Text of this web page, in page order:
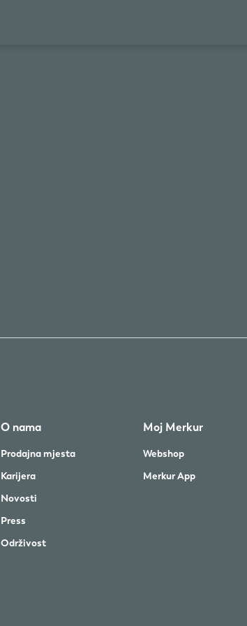
O nama
Prodajna mjesta
Karijera
Novosti
Press
Održivost
Moj Merkur
Webshop
Merkur App